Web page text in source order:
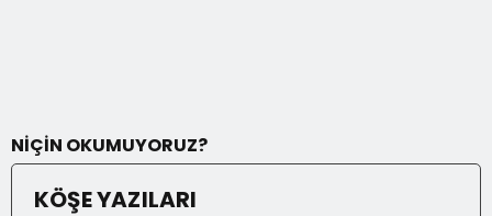
NİÇİN OKUMUYORUZ?
KÖŞE YAZILARI